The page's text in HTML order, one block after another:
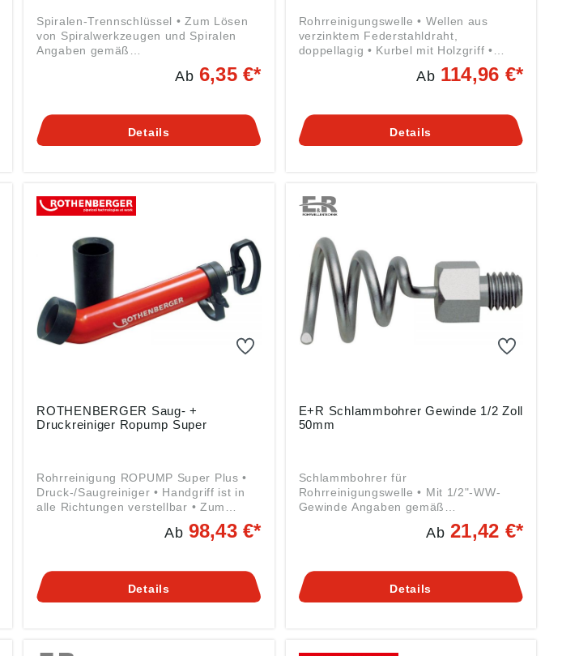
Spiralen-Trennschlüssel • Zum Lösen
von Spiralwerkzeugen und Spiralen
Angaben gemäß
Produktsicherheitsverordnung ((EU)
2023/998): ROTHENBERGER
info@rothenberger.com
Ab 6,35 €*
Details
Rohrreinigungswelle • Wellen aus
verzinktem Federstahldraht,
doppellagig • Kurbel mit Holzgriff •
Wellen-Ø 8 mm mit fester Kralle •
Wellen-Ø 10 bis 12 mm mit
verlängerbar • Für den professionellen
Einsatz mit gegenläufig gewickelter
Edmund-Lang-Straße 32, 64832
Babenhausen, DE, info@er-rohr.de
Ab 114,96 €*
Details
ROTHENBERGER Saug- +
Druckreiniger Ropump Super
Rohrreinigung ROPUMP Super Plus •
Druck-/Saugreiniger • Handgriff ist in
alle Richtungen verstellbar • Zum
schnellen und einfachen Beseitigen
von Rohrverstopfungen an Anschlüssen
Gummiadapter für Becken/Abläufe und
1 langer Gummiadapter für Becken,
Werkzeuge GmbH, Industriestrasse 7,
Ab 98,43 €*
Details
E+R Schlammbohrer Gewinde 1/2 Zoll
50mm
Schlammbohrer für
Rohrreinigungswelle • Mit 1/2"-WW-
Gewinde Angaben gemäß
Produktsicherheitsverordnung ((EU)
2023/998): LEHMANN GmbH & Co. KG,
Ab21,42 €*
Details